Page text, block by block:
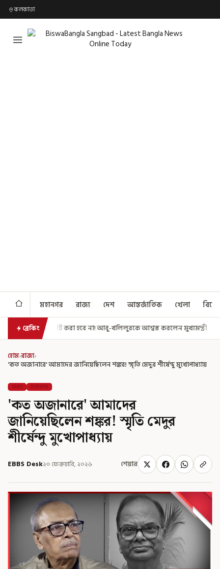
কলকাতা
মহানগর রাজ্য দেশ আন্তর্জাতিক খেলা
ব্রেকিং
হবে না! আবু-খলিলুরকে আশ্বস্ত করলেন মুখ্যমন্ত্রী এগিয়ে গেল আরও
হোম›রাজ্য›
'কত অজানারে' আমাদের জানিয়েছিলেন শঙ্কর! স্মৃতি মেদুর শীর্ষেন্দু মুখোপাধ্যায়
রাজ্য মহানগর
'কত অজানারে' আমাদের
জানিয়েছিলেন শঙ্কর! স্মৃতি মেদুর
শীর্ষেন্দু মুখোপাধ্যায়
EBBS Desk২০ ফেব্রুয়ারি, ২০২৬ শেয়ার